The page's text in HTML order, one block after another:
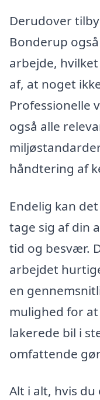
Derudover
Bonderup
arbejde,
af, at noget
Professionelle
også alle
håndtering af
Endelig kan
tage sig af din
tid og besvær.
arbejdet
en
mulighed for
lakerede bil i
omfattende
Alt i alt, hvis